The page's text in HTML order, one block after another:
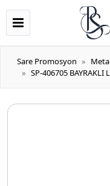
Sare Promosyon
SP-406705 BAYRAKLI